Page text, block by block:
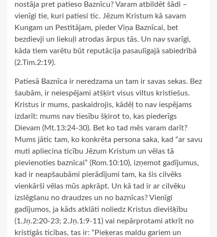
nostāja pret patieso Baznīcu? Varam atbildēt šādi –
vienīgi tie, kuri patiesi tic. Jēzum Kristum kā savam
Kungam un Pestītājam, pieder Viņa Baznīcai, bet
bezdievji un liekuļi atrodas ārpus tās. Un nav svarīgi,
kāda tiem varētu būt reputācija pasaulīgajā sabiedrībā
(2.Tim.2:19).
Patiesā Baznīca ir neredzama un tam ir savas sekas. Bez
šaubām, ir neiespējami atšķirt visus viltus kristiešus.
Kristus ir mums, paskaidrojis, kādēļ to nav iespējams
izdarīt: mums nav tiesību šķirot to, kas piederīgs
Dievam (Mt.13:24-30). Bet ko tad mēs varam darīt?
Mums jātic tam, ko konkrēta persona saka, kad “ar savu
muti apliecina ticību Jēzum Kristum un vēlas tā
pievienoties baznīcai” (Rom.10:10), izņemot gadījumus,
kad ir neapšaubāmi pierādījumi tam, ka šis cilvēks
vienkārši vēlas mūs apkrāpt. Un kā tad ir ar cilvēku
izslēgšanu no draudzes un no baznīcas? Vienīgi
gadījumos, ja kāds atklāti noliedz Kristus dievišķību
(1.Jņ.2:20-23; 2.Jņ.1:9-11) vai nepārprotami atkrīt no
kristīgās ticības, tas ir: “Pieķeras maldu gariem un